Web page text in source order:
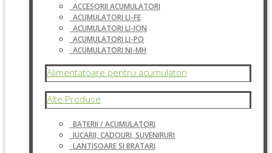
ACCESORII ACUMULATORI
ACUMULATORI LI-FE
ACUMULATORI LI-ION
ACUMULATORI LI-PO
ACUMULATORI NI-MH
Alimentatoare pentru acumulatori
Alte Produse
BATERII / ACUMULATORI
JUCARII, CADOURI, SUVENIRURI
LANTISOARE SI BRATARI